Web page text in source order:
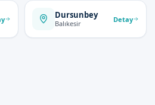
Dursunbey
Balıkesir Detay